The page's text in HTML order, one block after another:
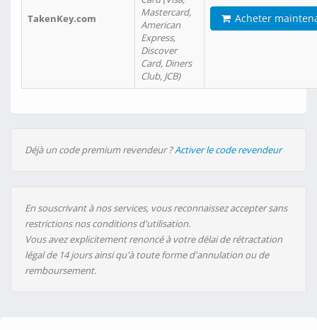
TakenKey.com
Mastercard,
American
Express,
Discover
Card, Diners
Club, JCB)
Acheter
Déjà un code premium revendeur ?Activer le code revendeur
En souscrivant à nos services, vous reconnaissez accepter sans
restrictions nos conditions d'utilisation.
Vous avez explicitement renoncé à votre délai de rétractation
légal de 14 jours ainsi qu'à toute forme d'annulation ou de
remboursement.